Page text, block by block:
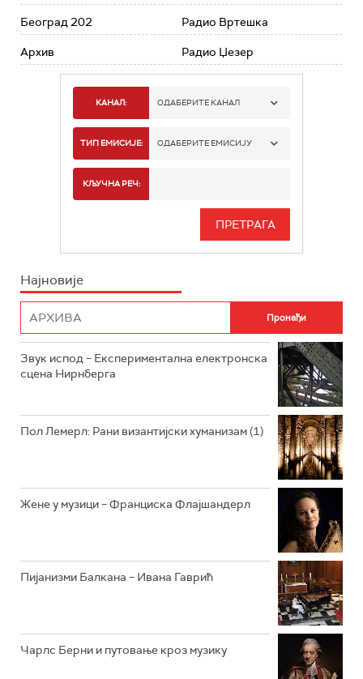
Београд 202
Архив
Радио Вртешка
Радио Џезер
КАНАЛ: ОДАБЕРИТЕ КАНАЛ
РАДИО БЕОГРАД 1
РАДИО БЕОГРАД 3
РАДИО РОКЕНРОЛЕР
РАДИО ЏЕЗЕР
ТИП ЕМИСИЈЕ: ОДАБЕРИТЕ ЕМИСИЈУ
ИНФО
КЉУЧНА РЕЧ:
Најновије
Звук испод – Експериментална електронска
сцена Нирнберга
Пол Лемерл: Рани византијски хуманизам (1)
Жене у музици – Франциска Флајшандерл
Пијанизми Балкана – Ивана Гаврић
Чарлс Берни и путовање кроз музику